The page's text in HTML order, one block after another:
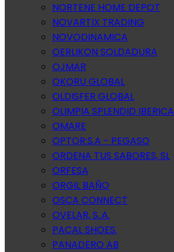
NORTENE HOME DEPOT
NOVARTIX TRADING
NOVODINAMICA
OERLIKON SOLDADURA
OJMAR
OKORU GLOBAL
OLDISFER GLOBAL
OLIMPIA SPLENDID IBERICA
OMARE
OPTOR.S.A - PEGASO
ORDENA TUS SABORES, SL
ORFESA
ORGIL BAÑO
OSCA CONNECT
OVELAR, S..A.
PACAL SHOES.
PANADERO AB